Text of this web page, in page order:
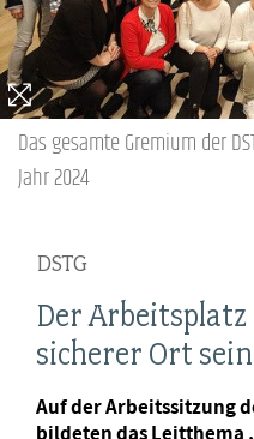
Das gesamte Gremium der
Jahr 2024
DSTG
Der
sicherer Ort sein
Auf der Arbeitssitzung
bildeten das Leitthema